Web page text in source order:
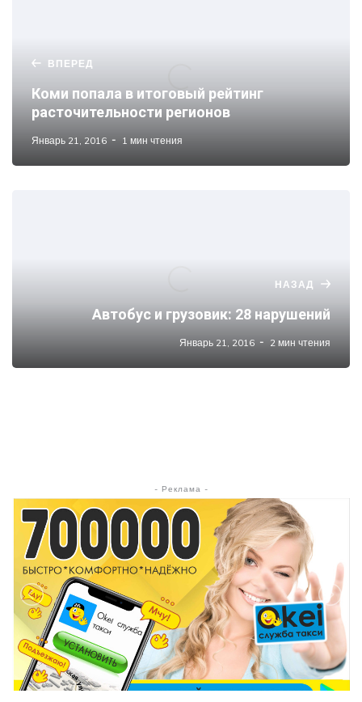
ВПЕРЕД
Коми попала в итоговый рейтинг
расточительности регионов
Январь 21, 2016 1 мин чтения
НАЗАД
Автобус и грузовик: 28 нарушений
Январь 21, 2016 2 мин чтения
- Реклама -